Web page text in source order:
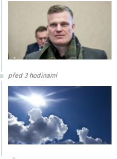
před 3 hodinami